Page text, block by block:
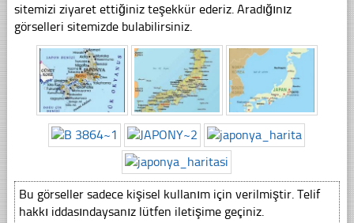
sitemizi ziyaret ettiğiniz teşekkür ederiz. Aradığınız
görselleri sitemizde bulabilirsiniz.
Bu görseller sadece kişisel kullanım için verilmiştir. Telif
hakkı iddasındaysanız lütfen iletişime geçiniz.